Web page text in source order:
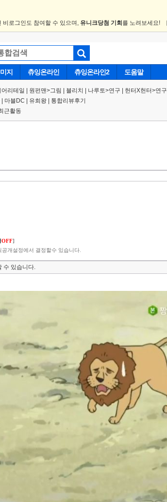
비로그인도 참여할 수 있으며, 유니크당첨 기회 를 노려보세요!
지 츄잉온라인 츄잉온라인2 도움말
어리테일 | 원펀맨>그림 블리치 나루토>연구 헌터X헌터>연구
마블DC 유희왕 통합리뷰후기
근활동
OFF]
공개설정에서 결정할수 있습니다.
수 있습니다.